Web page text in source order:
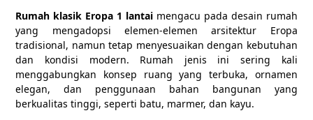
Rumah klasik Eropa 1 lantai mengacu pada desain rumah
yang mengadopsi elemen-elemen arsitektur Eropa
tradisional, namun tetap menyesuaikan dengan kebutuhan
dan kondisi modern. Rumah jenis ini sering kali
menggabungkan konsep ruang yang terbuka, ornamen
elegan, dan penggunaan bahan bangunan yang
berkualitas tinggi, seperti batu, marmer, dan kayu.